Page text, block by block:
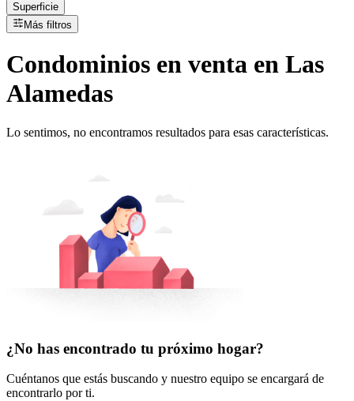
Superficie
Más filtros
Condominios en venta en Las
Alamedas
Lo sentimos, no encontramos resultados para esas características.
¿No has encontrado tu próximo hogar?
Cuéntanos que estás buscando y nuestro equipo se encargará de
encontrarlo por ti.